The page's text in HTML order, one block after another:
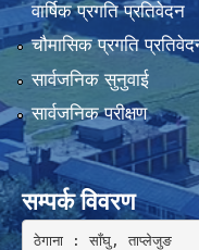
वार्षिक प्रगति प्रतिवेदन
चौमासिक प्रगति
सार्वजनिक सुनुवाई
सार्वजनिक परीक्षण
सम्पर्क विवरण
ठेगाना : साँघु, ताप्लेजुङ